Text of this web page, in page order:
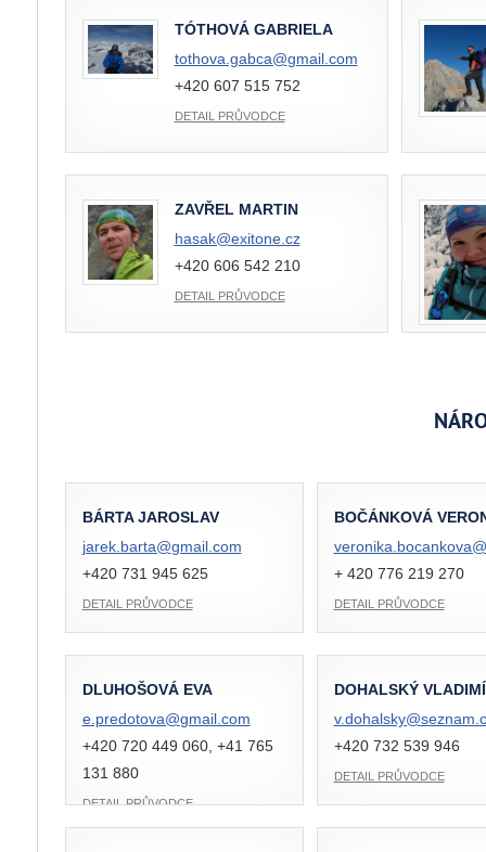
TÓTHOVÁ GABRIELA
tothova.gabca@gmail.com
+420 607 515 752
DETAIL PRŮVODCE
ZAVŘEL MARTIN
hasak@exitone.cz
+420 606 542 210
DETAIL PRŮVODCE
BÁRTA JAROSLAV
jarek.barta@gmail.com
+420 731 945 625
DETAIL PRŮVODCE
BOČÁNKOVÁ
veronika.bocankova@
+ 420 776 219 270
DETAIL PRŮVODCE
DLUHOŠOVÁ EVA
e.predotova@gmail.com
+420 720 449 060, +41 765
131 880
DETAIL PRŮVODCE
DOHALSKÝ
v.dohalsky@
+420 732 539 946
DETAIL PRŮVODCE